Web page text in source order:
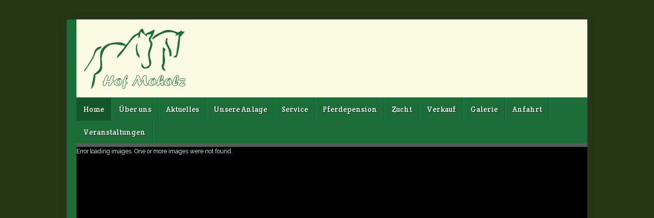
Home Über uns Aktuelles Unsere Anlage Service Pferdepension Zucht Verkauf Galerie Anfahrt
Veranstaltungen
Error loading images. One or more images were not found.